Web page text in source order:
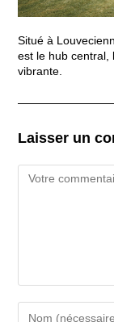
Situé à
est le hub
vibrante.
Laisser un